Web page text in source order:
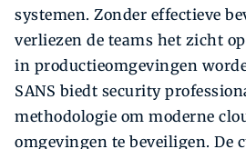
systemen. Zonder e­ffectieve
verliezen de teams het zicht
in productieomgevingen
SANS biedt security
methodologie om moderne
omgevingen te beveiligen. De